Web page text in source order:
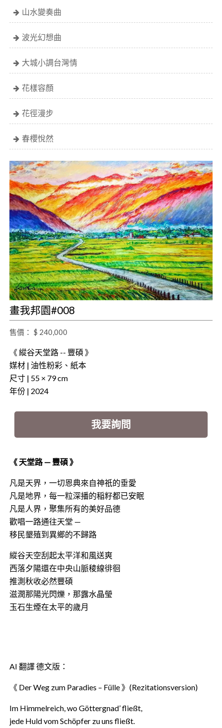
山水變奏曲
波光幻想曲
大城小調台灣情
花樣容顏
花徑漫步
春櫻悅然
畫我邦園#008
售價： $ 240,000
《 縱谷天堂路 -- 豐碩 》
媒材 | 油性粉彩、紙本
尺寸 | 55 × 79 cm
年份 | 2024
我要詢問
《 天堂路 — 豐碩 》
凡是天界，一切恩典來自神祇的垂愛
凡是地界，每一粒深播的稲籽都已安眠
凡是人界，聚集所有的美好品德
歡唱一路通往天堂 —
移民墾殖到異鄉的不歸路
縱谷天空刮起太平洋和風送爽
西落夕陽還在中央山脈稜線徘徊
推測秋收必然豐碩
滋潤那陽光閃爍，那露水晶瑩
玉石生煙在太平的歲月
AI 翻譯 德文版：
《 Der Weg zum Paradies – Fülle 》(Rezitationsversion)
Im Himmelreich, wo Göttergnad’ fließt,
jede Huld vom Schöpfer zu uns fließt.